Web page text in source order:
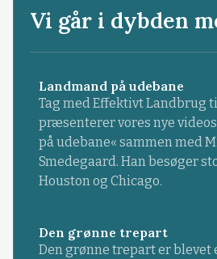
Vi går i dybden
Landmand på udebane
Tag med Effektivt Landbrug
præsenterer vores nye
på udebane« sammen med
Smedegaard. Han besøger
Houston og Chicago.
Den grønne trepart
Den grønne trepart er blevet